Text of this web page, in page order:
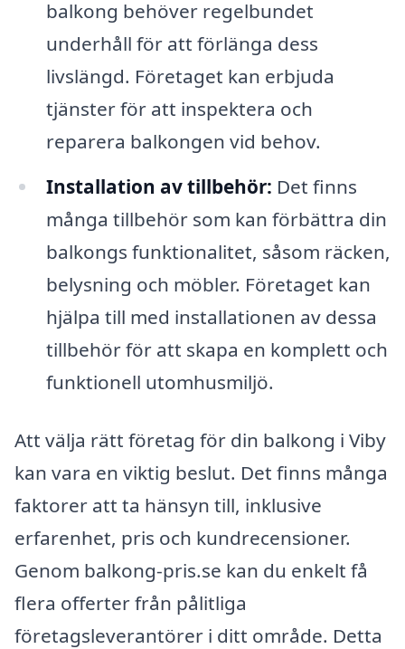
balkong behöver regelbundet
underhåll för att förlänga dess
livslängd. Företaget kan erbjuda
tjänster för att inspektera och
reparera balkongen vid behov.
Installation av tillbehör: Det finns
många tillbehör som kan förbättra din
balkongs funktionalitet, såsom räcken,
belysning och möbler. Företaget kan
hjälpa till med installationen av dessa
tillbehör för att skapa en komplett och
funktionell utomhusmiljö.
Att välja rätt företag för din balkong i Viby
kan vara en viktig beslut. Det finns många
faktorer att ta hänsyn till, inklusive
erfarenhet, pris och kundrecensioner.
Genom balkong-pris.se kan du enkelt få
flera offerter från pålitliga
företagsleverantörer i ditt område. Detta